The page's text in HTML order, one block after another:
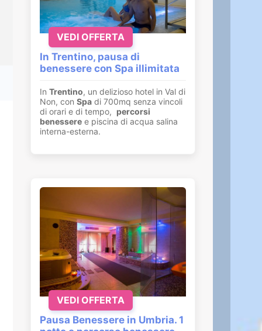
In Trentino, pausa di
benessere con Spa illimitata
In Trentino, un delizioso hotel in Val di
Non, con Spa di 700mq senza vincoli
di orari e di tempo, percorsi
benessere e piscina di acqua salina
interna-esterna.
VEDI OFFERTA
Pausa Benessere in Umbria. 1
VEDI OFFERTA